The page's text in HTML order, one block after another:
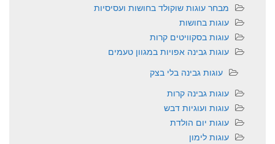
מבחר עוגות שוקולד בחושות ועסיסיות
עוגות בחושות
עוגות בסקוויטים קרות
עוגות גבינה אפויות במגוון טעמים
עוגות גבינה בלי בצק
עוגות גבינה קרות
עוגות ועוגיות דבש
עוגות יום הולדת
עוגות לימון